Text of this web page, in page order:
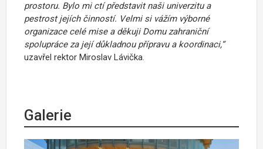
prostoru. Bylo mi ctí představit naši univerzitu a
pestrost jejích činností. Velmi si vážím výborné
organizace celé mise a děkuji Domu zahraniční
spolupráce za její důkladnou přípravu a koordinaci,“
uzavřel rektor Miroslav Lávička.
Galerie